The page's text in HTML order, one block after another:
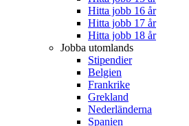
Hitta jobb 16 år
Hitta jobb 17 år
Hitta jobb 18 år
Jobba utomlands
Stipendier
Belgien
Frankrike
Grekland
Nederländerna
Spanien